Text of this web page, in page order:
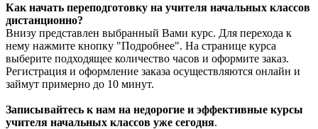
Как начать переподготовку на учителя начальных классов
дистанционно?
Внизу представлен выбранный Вами курс. Для перехода к
нему нажмите кнопку "Подробнее". На странице курса
выберите подходящее количество часов и оформите заказ.
Регистрация и оформление заказа осуществляются онлайн и
займут примерно до 10 минут.
Записывайтесь к нам на недорогие и эффективные курсы
учителя начальных классов уже сегодня.